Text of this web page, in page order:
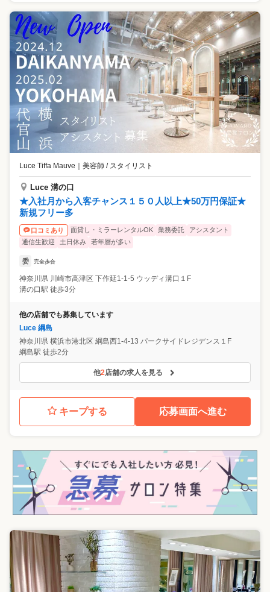
Luce Tiffa Mauve ｜ 美容師 / スタイリスト
Luce 溝の口
★入社月から入客チャンス１５０人以上★50万円保証★
新規フリー多
口コミあり 面貸し・ミラーレンタルOK 業務委託
アシスタント
通信生歓迎
土日休み 若年層が多い
委 完全歩合
神奈川県 川崎市高津区 下作延1-1-5 ウッディ溝口１F
溝の口駅 徒歩3分
他の店舗でも募集しています
Luce 綱島
神奈川県 横浜市港北区 綱島西1-4-13 パークサイドレジデンス１F
綱島駅 徒歩2分
他2店舗の求人を見る
キープする 応募画面へ進む